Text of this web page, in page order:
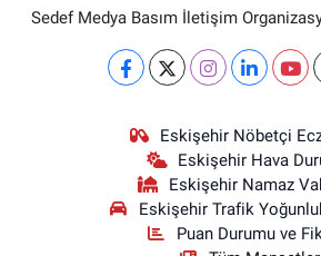
Sedef Medya Basım İletişim
Eskişehir Nöbetçi
Eskişehir Hava
Eskişehir Namaz
Eskişehir Trafik
Puan Durumu ve